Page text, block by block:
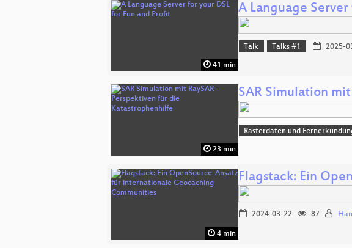
41 min
A Language
Talk Talks #1 2025-
23 min
SAR Simulation
Rasterdaten und
4 min
Flagstack: Ein
2024-03-22 87